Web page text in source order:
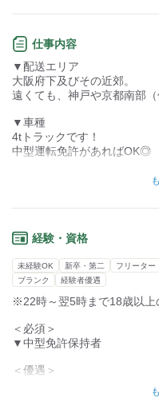
将来も心配に…
そんな方も大丈夫！
再雇用制度があるから定年後
創業39年×業界トップクラス！
長く安心して働ける環境です
仕事内容
▼配送エリア
大阪府下及びその近郊。
遠くても、神戸や京都南部（
▼車種
4tトラックです！
中型運転免許があればOK◎
1度覚えてしまえば楽々です
▼取り扱い商品
メインは食品を扱います。
▼積込
基本的に自社倉庫。
ほぼ自社スタッフとのやり
▼積降ろし
基本的にカゴ台車を利用。
経験・資格
未経験OK 新卒・第二 フリーター
ブランク
経験者優遇
※22時～翌5時まで18歳以上
＜必須＞
▼中型免許保持者
＜優遇＞
▼フォークリフト免許をお持